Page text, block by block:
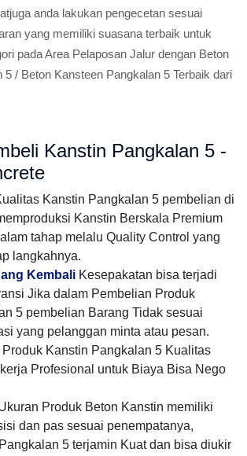
anda lakukan pengecetan sesuai
yang memiliki suasana terbaik untuk
pada Area Pelaposan Jalur dengan Beton
5 / Beton Kansteen Pangkalan 5 Terbaik dari
Kanstin Pangkalan 5 -
Kanstin Pangkalan 5 pembelian di
Kanstin Berskala Premium
tahap melalu Quality Control yang
langkahnya.
Kembali Kesepakatan bisa terjadi
Jika dalam Pembelian Produk
5 pembelian Barang Tidak sesuai
yang pelanggan minta atau pesan.
Produk Kanstin Pangkalan 5 Kualitas
Profesional untuk Biaya Bisa Nego
Produk Beton Kanstin memiliki
dan pas sesuai penempatanya,
5 terjamin Kuat dan bisa diukir